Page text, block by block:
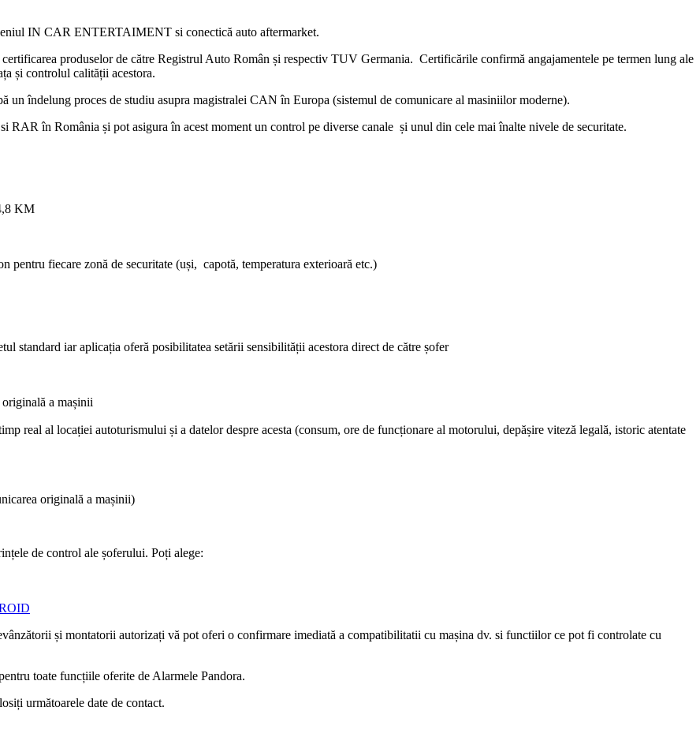
IN CAR ENTERTAIMENT si conectică auto aftermarket.
produselor de către Registrul Auto Român și respectiv TUV Germania. Certificările confirmă angajamentele pe termen lung ale
și controlul calității acestora.
un îndelung proces de studiu asupra magistralei CAN în Europa (sistemul de comunicare al masiniilor moderne).
în România și pot asigura în acest moment un control pe diverse canale și unul din cele mai înalte nivele de securitate.
KM
fiecare zonă de securitate (uși, capotă, temperatura exterioară etc.)
standard iar aplicația oferă posibilitatea setării sensibilității acestora direct de către șofer
a mașinii
real al locației autoturismului și a datelor despre acesta (consum, ore de funcționare al motorului, depășire viteză legală, istoric atentate
originală a mașinii)
de control ale șoferului. Poți alege:
și montatorii autorizați vă pot oferi o confirmare imediată a compatibilitatii cu mașina dv. si functiilor ce pot fi controlate cu
toate funcțiile oferite de Alarmele Pandora.
următoarele date de contact.